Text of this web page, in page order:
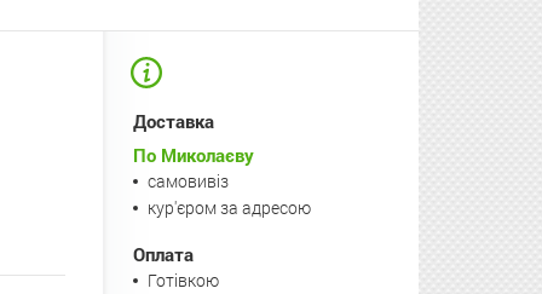
Доставка
По Миколаєву
самовивіз
кур'єром за адресою
Оплата
Готівкою